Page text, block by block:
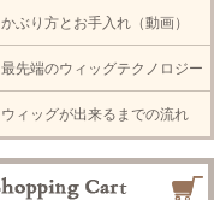
かぶり方とお手入れ（動画）
最先端のウィッグテクノロジー
ウィッグが出来るまでの流れ